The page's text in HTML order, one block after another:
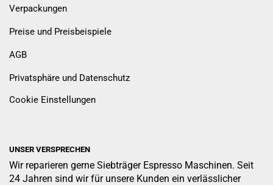
Verpackungen
Preise und Preisbeispiele
AGB
Privatsphäre und Datenschutz
Cookie Einstellungen
UNSER VERSPRECHEN
Wir reparieren gerne Siebträger Espresso Maschinen. Seit
24 Jahren sind wir für unsere Kunden ein verlässlicher